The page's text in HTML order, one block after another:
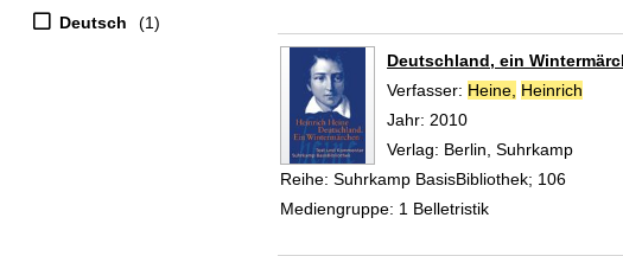
Deutsch
(1)
Deutschland, ein
Verfasser: Heine, Heinrich
Jahr: 2010
Verlag: Berlin, Suhrkamp
Reihe: Suhrkamp BasisBibliothek; 106
Mediengruppe: 1 Belletristik